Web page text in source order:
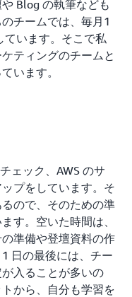
Blog の執筆なども
チームでは、毎月1
ています。そこで私
ティングのチームと
います。
ェック、AWS のサ
プをしています。そ
ので、そのための準
す。空いた時間は、
準備や登壇資料の作
日の最後には、チー
入ることが多いの
から、自分も学習を